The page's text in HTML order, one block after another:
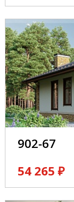
902-67
54 265 ₽